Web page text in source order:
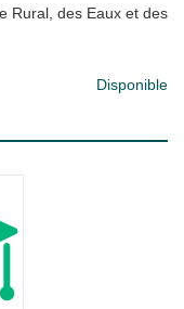
Rural, des Eaux et des
Disponible